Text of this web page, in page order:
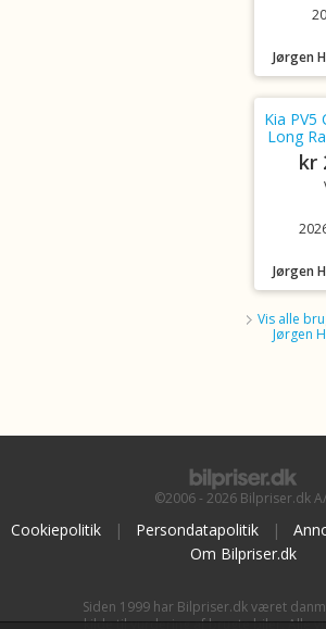
Jørgen
Kia PV5
Long
kr
Jørgen
Vis alle
Jørgen
©2006 - 2026 Bilpriser.dk
Cookiepolitik | Persondatapolitik |
Om Bilpriser.dk
Siden 1999 har Bilpriser.dk været
kilde til vurdering af brugte biler. Alle